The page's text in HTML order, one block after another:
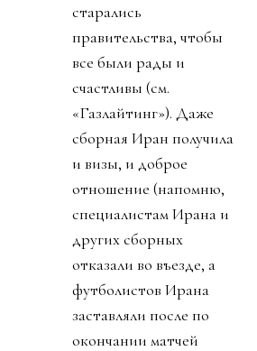
старались
правительства, чтобы
все были рады и
счастливы (см.
«Газлайтинг»). Даже
сборная Иран получила
и визы, и доброе
отношение (напомню,
специалистам Ирана и
других сборных
отказали во въезде, а
футболистов Ирана
заставляли после по
окончании матчей